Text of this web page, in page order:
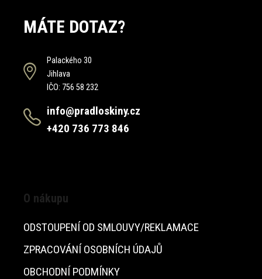
MÁTE DOTAZ?
Palackého 30
Jihlava
IČO: 756 58 232
info@pradloskiny.cz
+420 736 773 846
O nákupu
ODSTOUPENÍ OD SMLOUVY/REKLAMACE
ZPRACOVÁNÍ OSOBNÍCH ÚDAJŮ
OBCHODNÍ PODMÍNKY